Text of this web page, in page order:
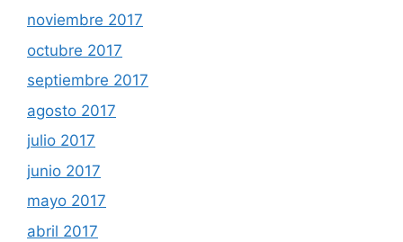
noviembre 2017
octubre 2017
septiembre 2017
agosto 2017
julio 2017
junio 2017
mayo 2017
abril 2017